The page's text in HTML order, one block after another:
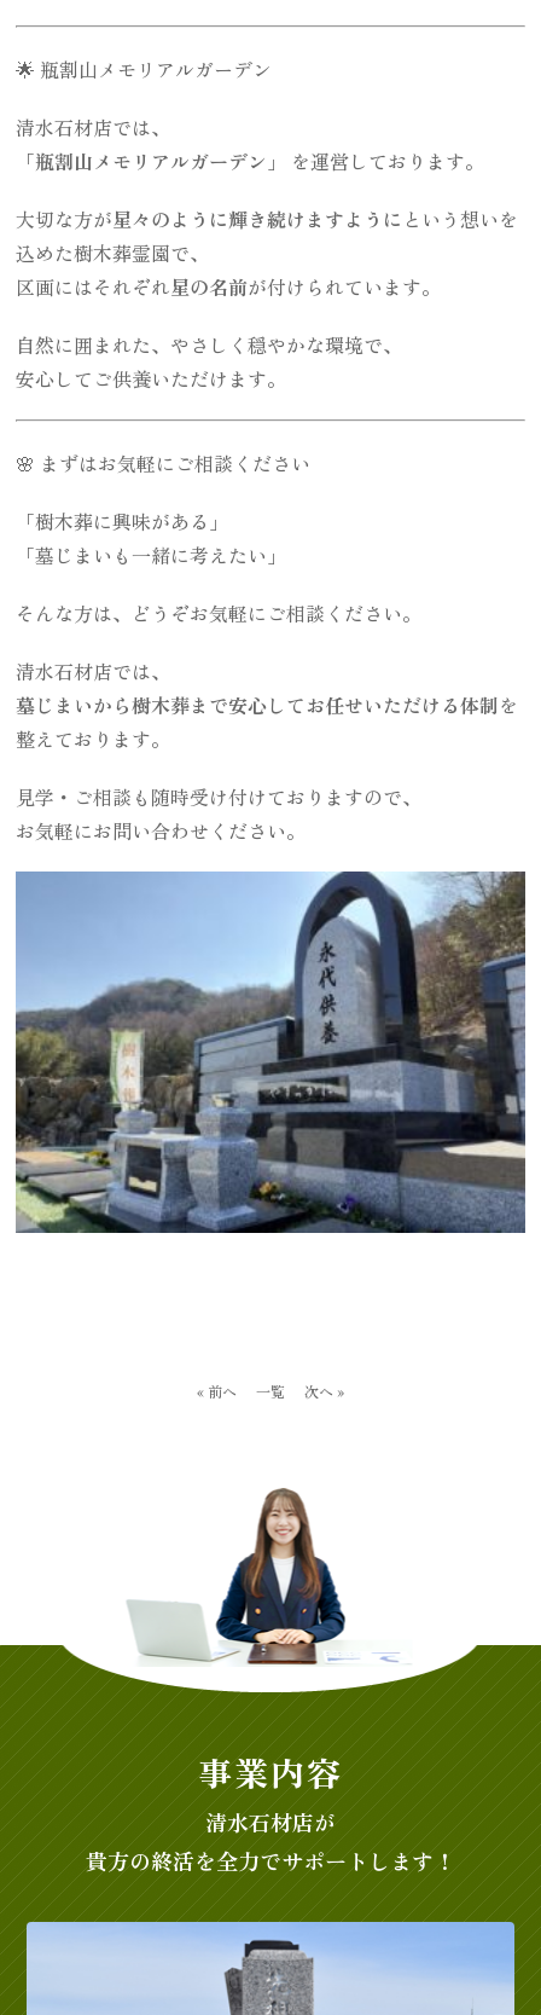
🌟 瓶割山メモリアルガーデン
清水石材店では、
「瓶割山メモリアルガーデン」
を運営しております。
大切な方が星々のように輝き続けますように という想いを
込めた樹木葬霊園で、
区画にはそれぞれ星の名前が付けられています。
自然に囲まれた、やさしく穏やかな環境で、
安心してご供養いただけます。
🌸 まずはお気軽にご相談ください
「樹木葬に興味がある」
「墓じまいも一緒に考えたい」
そんな方は、どうぞお気軽にご相談ください。
清水石材店では、
墓じまいから樹木葬まで安心してお任せいただける体制を
整えております。
見学・ご相談も随時受け付けておりますので、
お気軽にお問い合わせください。
« 前へ 一覧 次へ »
事業内容
清水石材店が
貴方の終活を全力でサポートします！